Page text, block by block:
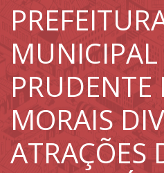
MUNICIPAL
PRUDENTE
MORAIS
ATRAÇÕES